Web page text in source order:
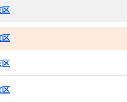
区
区
区
区